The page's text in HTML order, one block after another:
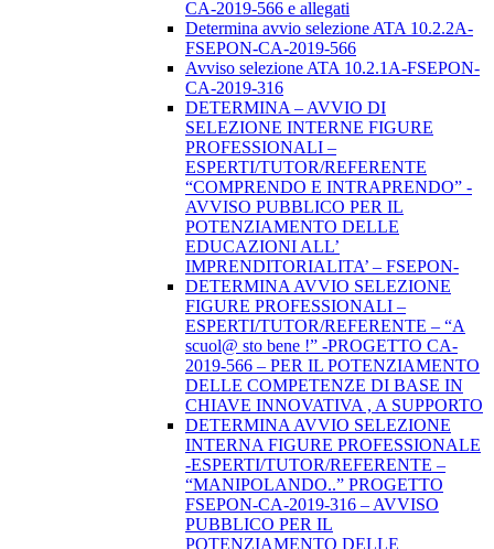
CA-2019-566 e allegati
Determina avvio selezione ATA 10.2.2A-
FSEPON-CA-2019-566
Avviso selezione ATA 10.2.1A-FSEPON-
CA-2019-316
DETERMINA – AVVIO DI
SELEZIONE INTERNE FIGURE
PROFESSIONALI –
ESPERTI/TUTOR/REFERENTE
“COMPRENDO E INTRAPRENDO” -
AVVISO PUBBLICO PER IL
POTENZIAMENTO DELLE
EDUCAZIONI ALL’
IMPRENDITORIALITA’ – FSEPON-
DETERMINA AVVIO SELEZIONE
FIGURE PROFESSIONALI –
ESPERTI/TUTOR/REFERENTE – “A
scuol@ sto bene !” -PROGETTO CA-
2019-566 – PER IL POTENZIAMENTO
DELLE COMPETENZE DI BASE IN
CHIAVE INNOVATIVA , A SUPPORTO
DETERMINA AVVIO SELEZIONE
INTERNA FIGURE PROFESSIONALE
-ESPERTI/TUTOR/REFERENTE –
“MANIPOLANDO..” PROGETTO
FSEPON-CA-2019-316 – AVVISO
PUBBLICO PER IL
POTENZIAMENTO DELLE